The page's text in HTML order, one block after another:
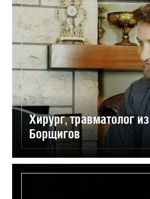
Хирург, травматолог
Борщигов